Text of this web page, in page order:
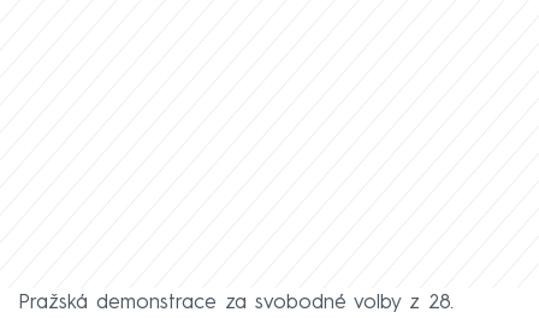
Pražská demonstrace za svobodné volby z 28.